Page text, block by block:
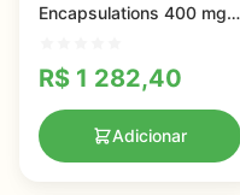
Encapsulations 400 mg -
R$ 1 282,40
Adicionar